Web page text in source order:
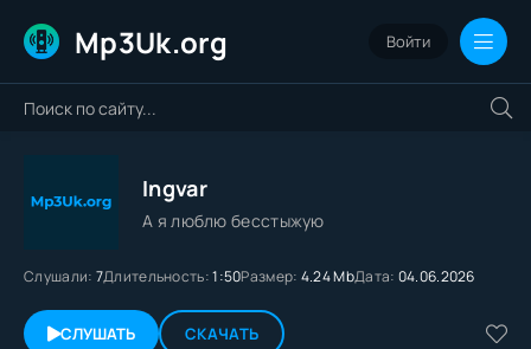
Mp3Uk.org Войти
Ingvar
А я люблю бесстыжую
Слушали: 7Длительность:1:50Размер: 4.24 MbДата: 04.06.2026
СЛУШАТЬ СКАЧАТЬ